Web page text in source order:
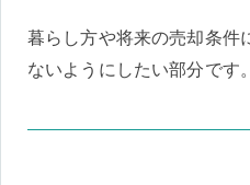
暮らし方や将来の売却条件
ないようにしたい部分です。